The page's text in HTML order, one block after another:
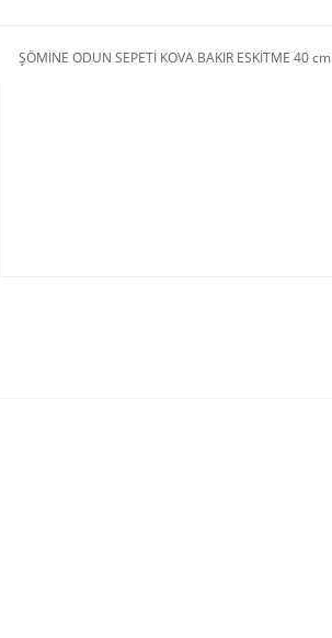
ŞÖMİNE ODUN SEPETİ KOVA BAKIR ESKİTME 40 cm